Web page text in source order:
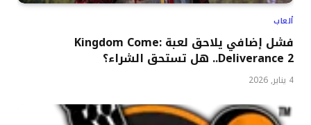
ألعاب
فشل إضافي يلاحق لعبة Kingdom Come:
Deliverance 2.. هل تستحق الشراء؟
4 يناير, 2026